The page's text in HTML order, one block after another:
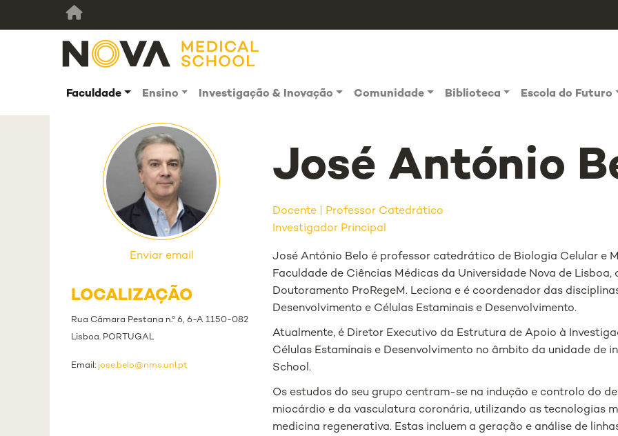
Faculdade Ensino Investigação & Inovação Comunidade Biblioteca Escola do Futuro
Enviar email
LOCALIZAÇÃO
Rua Câmara Pestana n.º 6, 6-A 1150-082
Lisboa. PORTUGAL
Email: jose.belo@nms.unl.pt
José António
Docente
Professor Catedrático
Investigador Principal
José António Belo é professor catedrático de Biologia Celular e
Faculdade de Ciências Médicas da Universidade Nova de
Doutoramento ProRegeM. Leciona e é coordenador das
Desenvolvimento e Células Estaminais e Desenvolvimento.
Atualmente, é Diretor Executivo da Estrutura de Apoio à
Células Estaminais e Desenvolvimento no âmbito da unidade de
School.
Os estudos do seu grupo centram-se na indução e controlo do
miocárdio e da vasculatura coronária, utilizando as tecnologias
medicina regenerativa. Estas incluem a geração e análise de